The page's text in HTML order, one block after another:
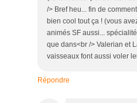
/> Bref heu... fin de
bien cool tout ça ! (vous
animés SF aussi...
que dans<br /> Valerian et
vaisseaux font aussi voler
Répondre